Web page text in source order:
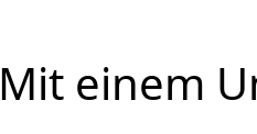
Mit einem